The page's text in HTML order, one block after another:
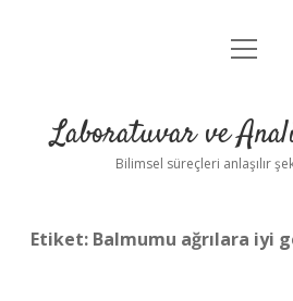
Anasayfa
Yasal Uyarı
menüyü
Laboratuvar ve
Bilimsel süreçleri anlaşılır
Etiket: Balmumu ağrılara iyi